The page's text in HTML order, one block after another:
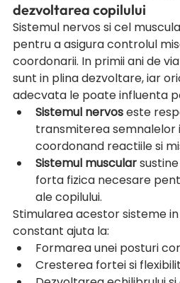
dezvoltarea copilului
Sistemul nervos si cel
pentru a asigura controlul
coordonarii. In primii ani de
sunt in plina dezvoltare, iar
adecvata le poate influenta
Sistemul nervos este
transmiterea semnalelor
coordonand reactiile si
Sistemul muscular
forta fizica necesare
ale copilului.
Stimularea acestor sisteme
constant ajuta la:
Formarea unei posturi
Cresterea fortei si